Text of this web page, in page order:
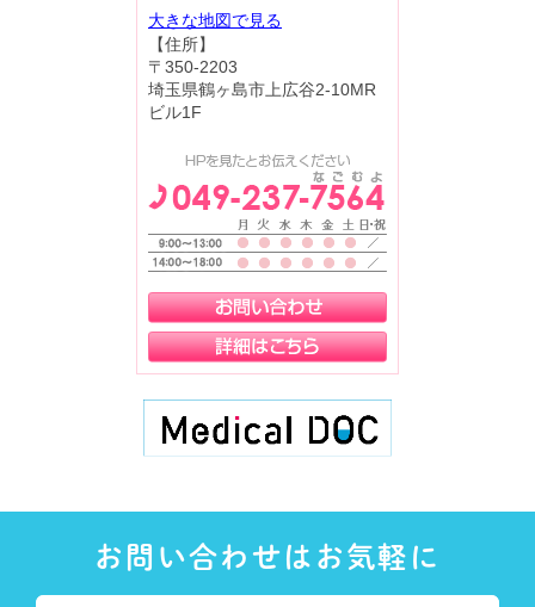
大きな地図で見る
【住所】
〒350-2203
埼玉県鶴ヶ島市上広谷2-10MR
ビル1F
お問い合わせはお気軽に